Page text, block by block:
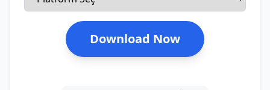
Download Now